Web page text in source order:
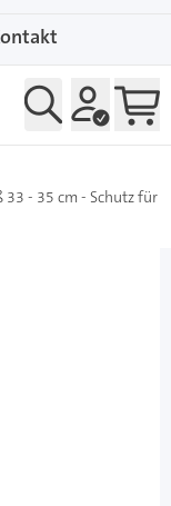
- 35 cm - Schutz für